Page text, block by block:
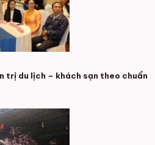
trị du lịch – khách sạn theo chuẩn